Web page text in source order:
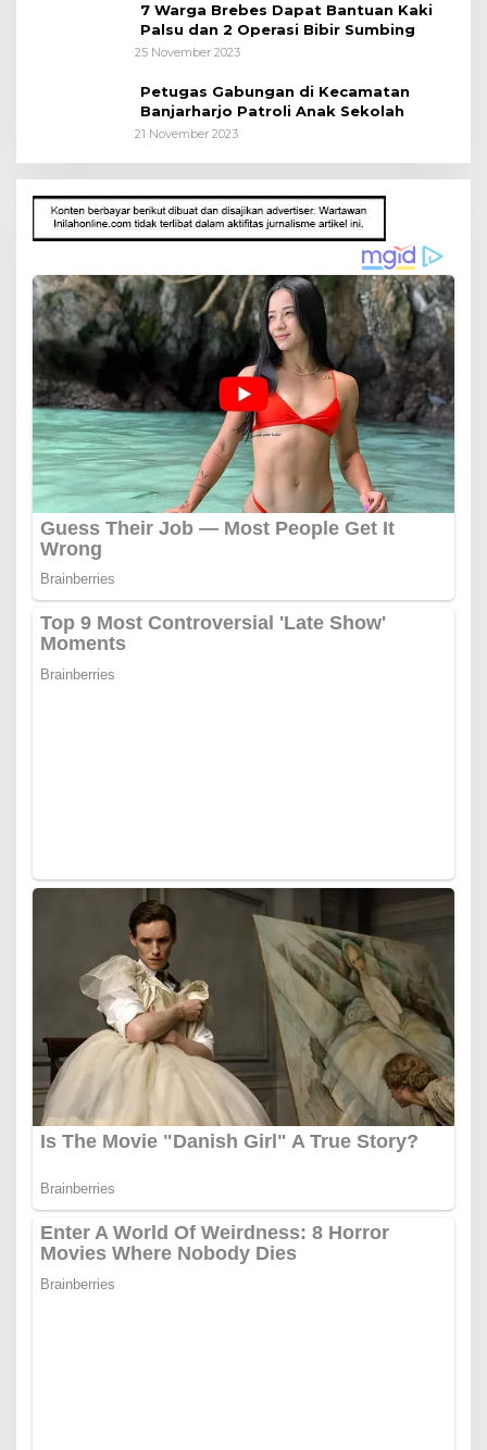
7 Warga Brebes Dapat Bantuan Kaki
Palsu dan 2 Operasi Bibir Sumbing
25 November 2023
Petugas Gabungan di Kecamatan
Banjarharjo Patroli Anak Sekolah
21 November 2023